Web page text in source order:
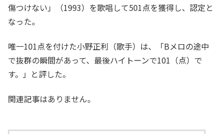
傷つけない」（1993）を歌唱して501点を獲得し、認定と
なった。
唯一101点を付けた小野正利（歌手）は、「Bメロの途中
で抜群の瞬間があって、最後ハイトーンで101（点）で
す。」と評した。
関連記事はありません。